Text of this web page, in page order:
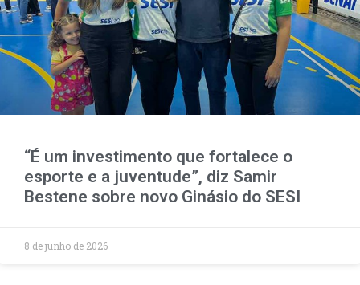
“É um investimento que fortalece o
esporte e a juventude”, diz Samir
Bestene sobre novo Ginásio do SESI
8 de junho de 2026